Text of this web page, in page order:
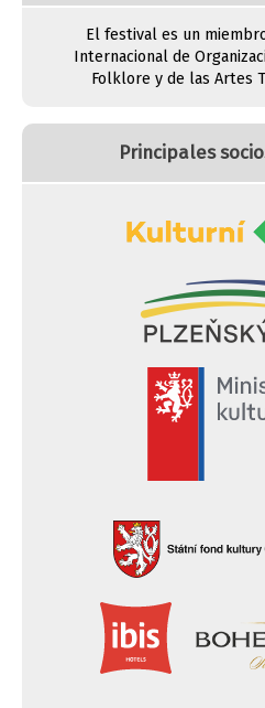
El festival es un
Internacional de
Folklore y de las Artes
Principales